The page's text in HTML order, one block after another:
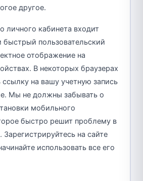
другое.
личного кабинета входит
пользовательский
отображение на
В некоторых браузерах
на вашу учетную запись
Мы не должны забывать о
мобильного
быстро решит проблему в
на сайте
использовать все его